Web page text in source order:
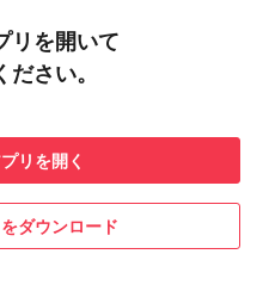
リを開いて
さい。
リを開く
ダウンロード